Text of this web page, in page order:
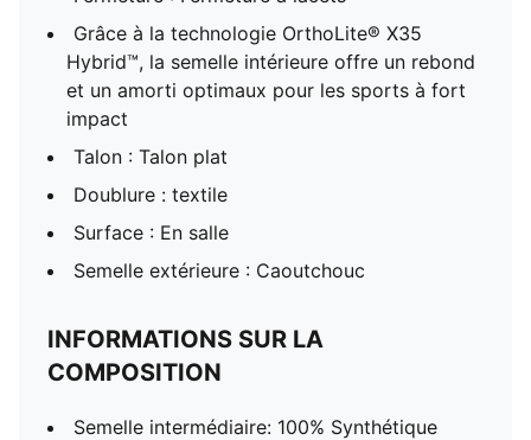
Grâce à la technologie OrthoLite® X35
Hybrid™, la semelle intérieure offre un rebond
et un amorti optimaux pour les sports à fort
impact
Talon : Talon plat
Doublure : textile
Surface : En salle
Semelle extérieure : Caoutchouc
INFORMATIONS SUR LA
COMPOSITION
Semelle intermédiaire: 100% Synthétique